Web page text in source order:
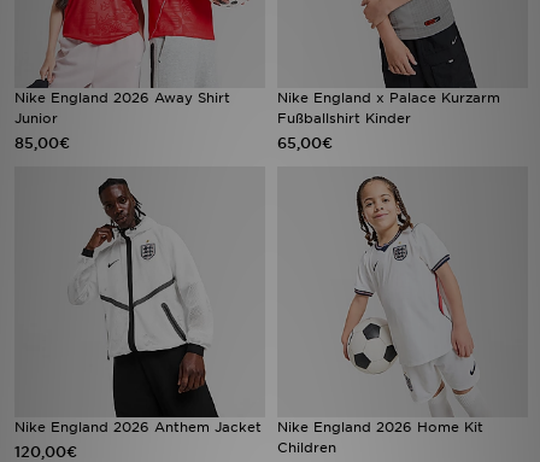
Nike England 2026 Away Shirt
Junior
85,00€
Nike England x Palace Kurzarm
Fußballshirt Kinder
65,00€
Nike England 2026 Anthem Jacket
120,00€
Nike England 2026 Home Kit
Children